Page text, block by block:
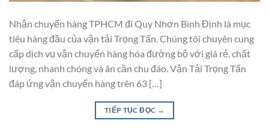
Nhận chuyển hàng TPHCM đi Quy Nhơn Bình Định là mục
tiêu hàng đầu của vận tải Trọng Tấn. Chúng tôi chuyên cung
cấp dịch vụ vận chuyển hàng hóa đường bộ với giá rẻ, chất
lượng, nhanh chóng và ân cần chu đáo. Vận Tải Trọng Tấn
đáp ứng vận chuyển hàng trên 63 […]
TIẾP TỤC ĐỌC →